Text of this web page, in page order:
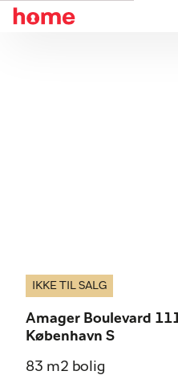
IKKE TIL SALG
Amager Boulevard
København S
83 m2 bolig